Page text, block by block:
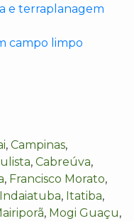
e terraplanagem
campo limpo
, Campinas,
, Cabreúva,
, Francisco Morato,
Indaiatuba, Itatiba,
, Mogi Guaçu,